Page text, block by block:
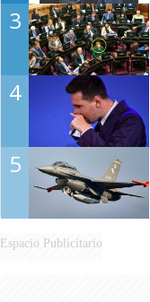
3
4
5
Espacio Publicitario